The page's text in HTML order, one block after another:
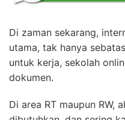
Di zaman sekarang,
utama, tak hanya
untuk kerja, sekolah
dokumen.
Di area RT maupun RW,